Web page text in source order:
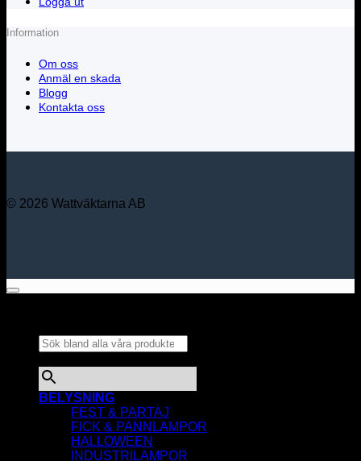
Information
Om oss
Anmäl en skada
Blogg
Kontakta oss
© 2026 Wattväktarna AB
BELYSNING
FEST & PARTAJ
FICK & PANNLAMPOR
HALLOWEEN
INDUSTRILAMPOR